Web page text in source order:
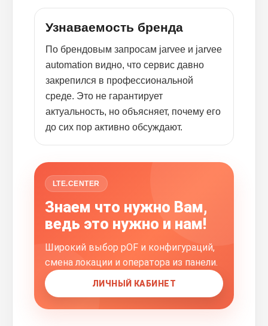
Узнаваемость бренда
По брендовым запросам jarvee и jarvee
automation видно, что сервис давно
закрепился в профессиональной
среде. Это не гарантирует
актуальность, но объясняет, почему его
до сих пор активно обсуждают.
LTE.CENTER
Знаем что нужно Вам,
ведь это нужно и нам!
Широкий выбор pOF и конфигураций,
смена локации и оператора из панели.
ЛИЧНЫЙ КАБИНЕТ